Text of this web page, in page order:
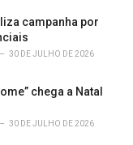
campanha por
30 DE JULHO DE 2026
chega a Natal
30 DE JULHO DE 2026